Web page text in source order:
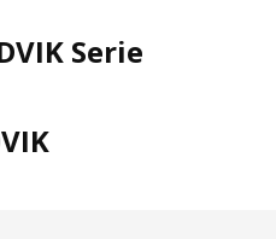
Serie